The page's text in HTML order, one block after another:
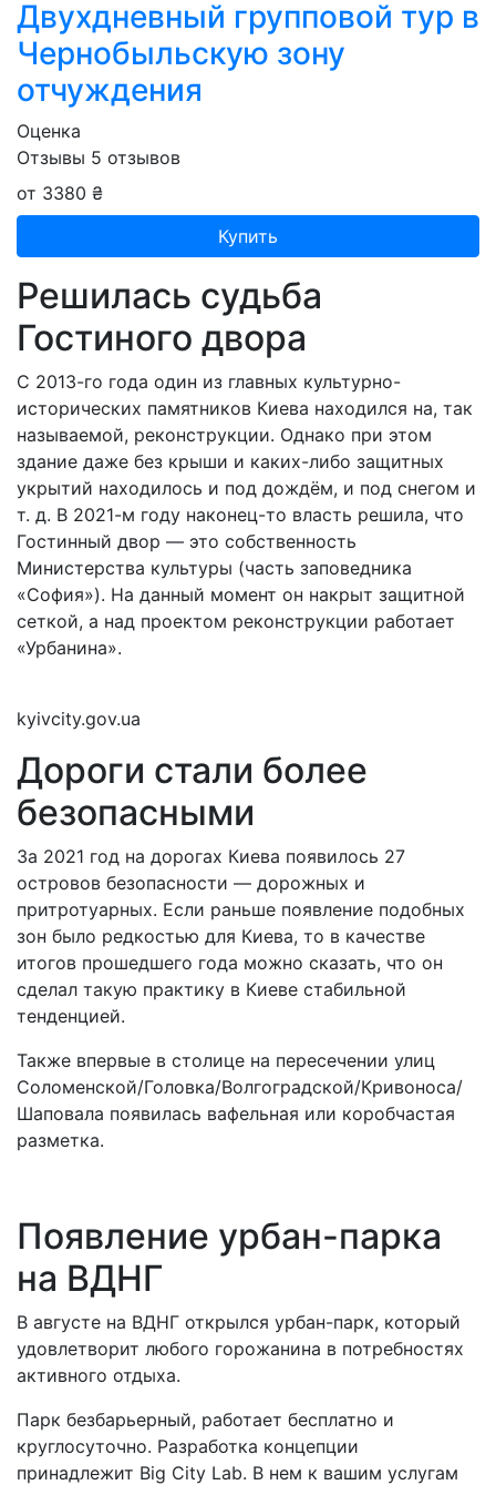
Двухдневный групповой тур в
Чернобыльскую зону
отчуждения
Оценка
Отзывы 5 отзывов
от 3380 ₴
Купить
Решилась судьба
Гостиного двора
С 2013-го года один из главных культурно-
исторических памятников Киева находился на, так
называемой, реконструкции. Однако при этом
здание даже без крыши и каких-либо защитных
укрытий находилось и под дождём, и под снегом и
т. д. В 2021-м году наконец-то власть решила, что
Гостинный двор — это собственность
Министерства культуры (часть заповедника
«София»). На данный момент он накрыт защитной
сеткой, а над проектом реконструкции работает
«Урбанина».
kyivcity.gov.ua
Дороги стали более
безопасными
За 2021 год на дорогах Киева появилось 27
островов безопасности — дорожных и
притротуарных. Если раньше появление подобных
зон было редкостью для Киева, то в качестве
итогов прошедшего года можно сказать, что он
сделал такую практику в Киеве стабильной
тенденцией.
Также впервые в столице на пересечении улиц
Соломенской/Головка/Волгоградской/Кривоноса/
Шаповала появилась вафельная или коробчастая
разметка.
Появление урбан-парка
на ВДНГ
В августе на ВДНГ открылся урбан-парк, который
удовлетворит любого горожанина в потребностях
активного отдыха.
Парк безбарьерный, работает бесплатно и
круглосуточно. Разработка концепции
принадлежит Big City Lab. В нем к вашим услугам